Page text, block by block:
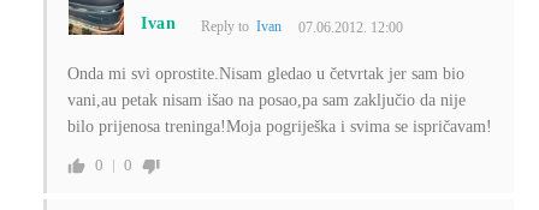
Ivan Reply to Ivan 07.06.2012. 12:00
Onda mi svi oprostite.Nisam gledao u četvrtak jer sam bio
vani,au petak nisam išao na posao,pa sam zaključio da nije
bilo prijenosa treninga!Moja pogriješka i svima se ispričavam!
0 0